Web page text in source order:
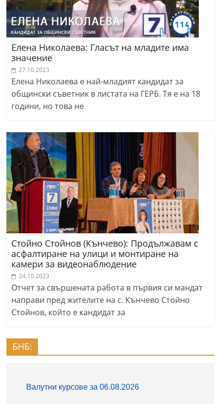
Елена Николаева: Гласът на младите има
значение
27.10.2023
Елена Николаева е най-младият кандидат за
общински съветник в листата на ГЕРБ. Тя е на 18
години, но това не
Стойно Стойнов (Кънчево): Продължавам с
асфалтиране на улици и монтиране на
камери за видеонаблюдение
24.10.2023
Отчет за свършената работа в първия си мандат
направи пред жителите на с. Кънчево Стойно
Стойнов, който е кандидат за
БНБ: